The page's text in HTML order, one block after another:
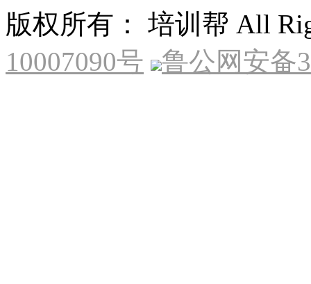
版权所有： 培训帮 All
10007090号
鲁公网安备